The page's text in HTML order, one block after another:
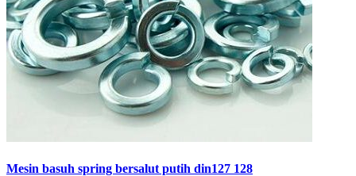
Mesin basuh spring bersalut putih din127 128